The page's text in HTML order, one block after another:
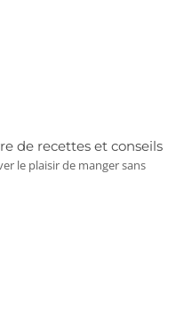
de recettes et conseils
le plaisir de manger sans